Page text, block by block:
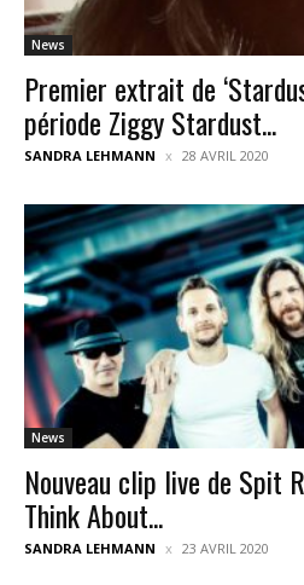
News
Premier extrait de
période Ziggy Stardust...
SANDRA LEHMANN 28 AVRIL 2020
News
Nouveau clip live de Spit
Think About...
SANDRA LEHMANN 23 AVRIL 2020